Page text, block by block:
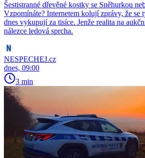
Šestistranné dřevěné kostky se Sněhurkou
Vzpomínáte? Internetem kolují zprávy, že se
dnes vykupují za tisíce. Jenže realita na
nálezce ledová sprcha.
NESPECHEJ.cz
dnes, 09:00
3 min